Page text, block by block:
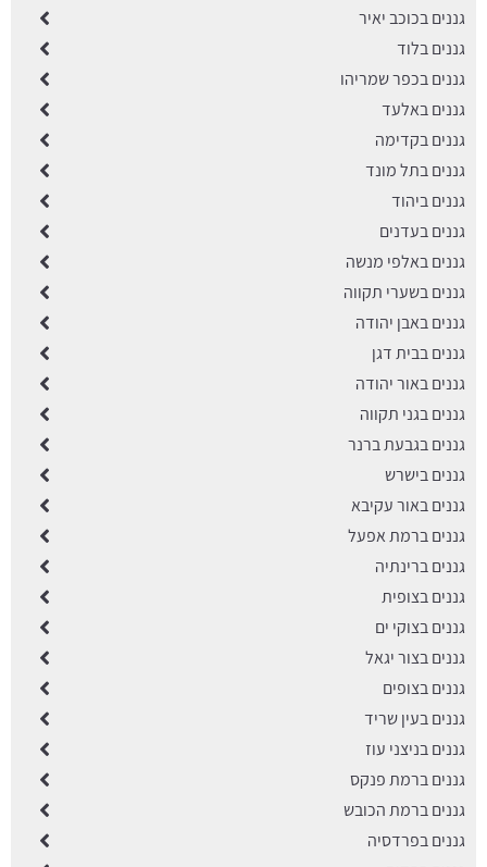
גננים בכוכב יאיר
גננים בלוד
גננים בכפר שמריהו
גננים באלעד
גננים בקדימה
גננים בתל מונד
גננים ביהוד
גננים בעדנים
גננים באלפי מנשה
גננים בשערי תקווה
גננים באבן יהודה
גננים בבית דגן
גננים באור יהודה
גננים בגני תקווה
גננים בגבעת ברנר
גננים בישרש
גננים באור עקיבא
גננים ברמת אפעל
גננים ברינתיה
גננים בצופית
גננים בצוקי ים
גננים בצור יגאל
גננים בצופים
גננים בעין שריד
גננים בניצני עוז
גננים ברמת פנקס
גננים ברמת הכובש
גננים בפרדסיה